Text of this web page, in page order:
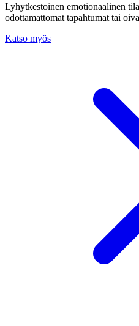
Lyhytkestoinen emotionaalinen
odottamattomat tapahtumat tai
Katso myös